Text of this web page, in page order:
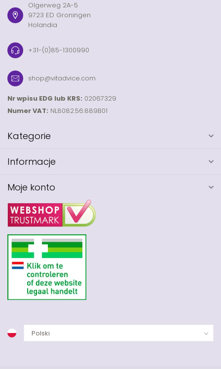
Olgerweg 2A-5
9723 ED Groningen
Holandia
+31-(0)85-1300990
shop@vitadvice.com
Nr wpisu EDG lub KRS: 02067329
Numer VAT: NL8082.56.889B01
Kategorie
Informacje
Moje konto